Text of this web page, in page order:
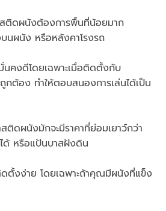
ติดผนังต้องการพื้นที่น้อยมาก
นผนัง หรือหลังคาโรงรถ
นคงดีโดยเฉพาะเมื่อติดตั้งกับ
กต้อง ทำให้ตอบสนองการเล่นได้เป็น
ติดผนังมักจะมีราคาที่ย่อมเยาว์กว่า
ด้ หรือแป้นบาสฝังดิน
ตั้งง่าย โดยเฉพาะถ้าคุณมีผนังที่แข็ง